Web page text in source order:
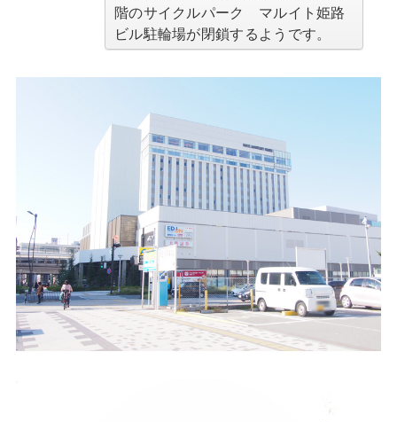
階のサイクルパーク マルイト姫路
ビル駐輪場が閉鎖するようです。